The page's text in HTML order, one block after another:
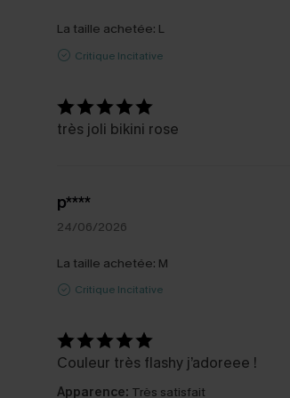
La taille achetée: L
Critique Incitative
très joli bikini rose
p****
24/06/2026
La taille achetée: M
Critique Incitative
Couleur très flashy j’adoreee !
Apparence: Très satisfait